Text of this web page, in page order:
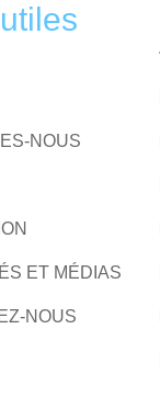
NOUS
ET MÉDIAS
NOUS